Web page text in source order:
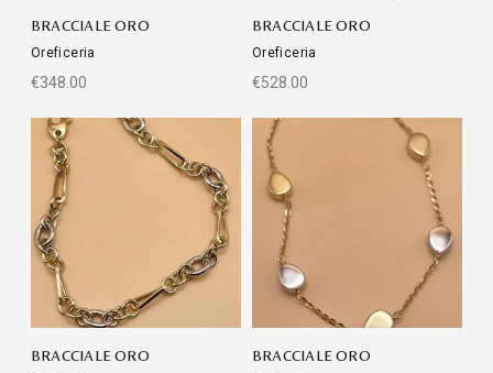
BRACCIALE ORO
Oreficeria
€348.00
BRACCIALE ORO
Oreficeria
€528.00
BRACCIALE ORO BRACCIALE ORO